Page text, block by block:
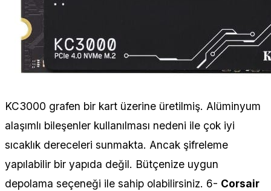
KC3000 grafen bir kart üzerine üretilmiş. Alüminyum
alaşımlı bileşenler kullanılması nedeni ile çok iyi
sıcaklık dereceleri sunmakta. Ancak şifreleme
yapılabilir bir yapıda değil. Bütçenize uygun
depolama seçeneği ile sahip olabilirsiniz. 6- Corsair